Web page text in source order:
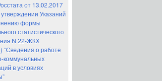
от 13.02.2017
Указаний
формы
статистического
N 22-ЖКХ
“Сведения о работе
коммунальных
в условиях